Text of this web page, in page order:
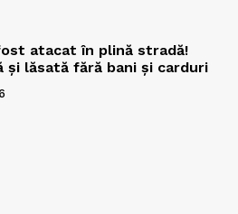
atacat în plină stradă!
lăsată fără bani și carduri